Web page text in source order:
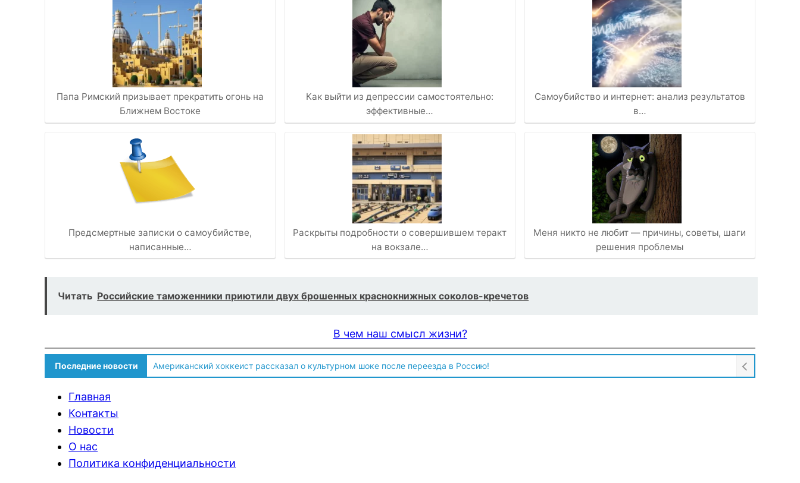
Папа Римский призывает прекратить огонь на
Ближнем Востоке
Предсмертные записки о самоубийстве,
написанные…
Как выйти из депрессии самостоятельно:
эффективные…
Раскрыты подробности о совершившем теракт
на вокзале…
Самоубийство и интернет: анализ результатов
в…
Меня никто не любит — причины, советы, шаги
решения проблемы
Читать Российские таможенники приютили двух брошенных краснокнижных соколов-кречетов
В чем наш смысл жизни?
Последние новости
Американский хоккеист рассказал о культурном шоке после переезда в Россию!
Солдат ВСУ говорит о том, чтобы продавали топливо для ремонта техники в Угледаре
Главная
Контакты
Новости
О нас
Политика конфиденциальности